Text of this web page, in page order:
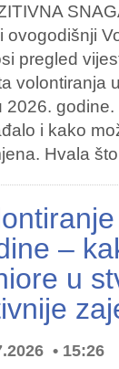
ovogodišnji
pregled
volontiranja
2026.
i kako
Hvala
–
u
15:26